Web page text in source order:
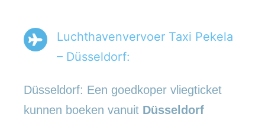
Luchthavenvervoer Taxi Pekela
– Düsseldorf:
Düsseldorf: Een goedkoper vliegticket
kunnen boeken vanuit Düsseldorf